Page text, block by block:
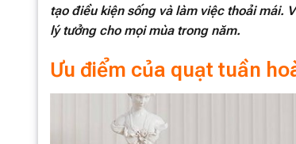
tạo điều kiện sống và làm việc thoải mái.
lý tưởng cho mọi mùa trong năm.
Ưu điểm của quạt tuần